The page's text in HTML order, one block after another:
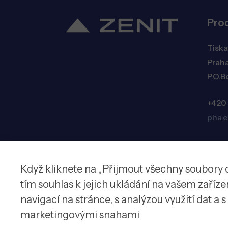
Když kliknete na „Přijmout všechny soubory
tím souhlas k jejich ukládání na vašem
navigací na stránce, s analýzou využití dat a
marketingovými snahami
© 2026 Zenit spol. s r.o.